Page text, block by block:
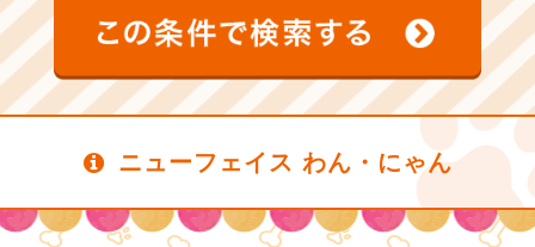
ニューフェイス わん・にゃん